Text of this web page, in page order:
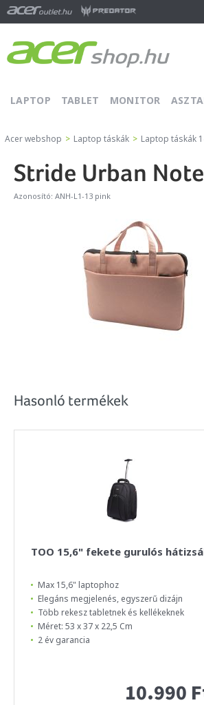
LAPTOP TABLET MONITOR
Acer webshop > Laptop táskák > Laptop táskák
Stride Urban
Azonosító: ANH-L1-13 pink
Hasonló termékek
TOO 15,6" fekete gurulós
Max 15,6" laptophoz
Elegáns megjelenés, egyszerű dizájn
Több rekesz tabletnek és kellékeknek
Méret: 53 x 37 x 22,5 Cm
2 év garancia
10.990